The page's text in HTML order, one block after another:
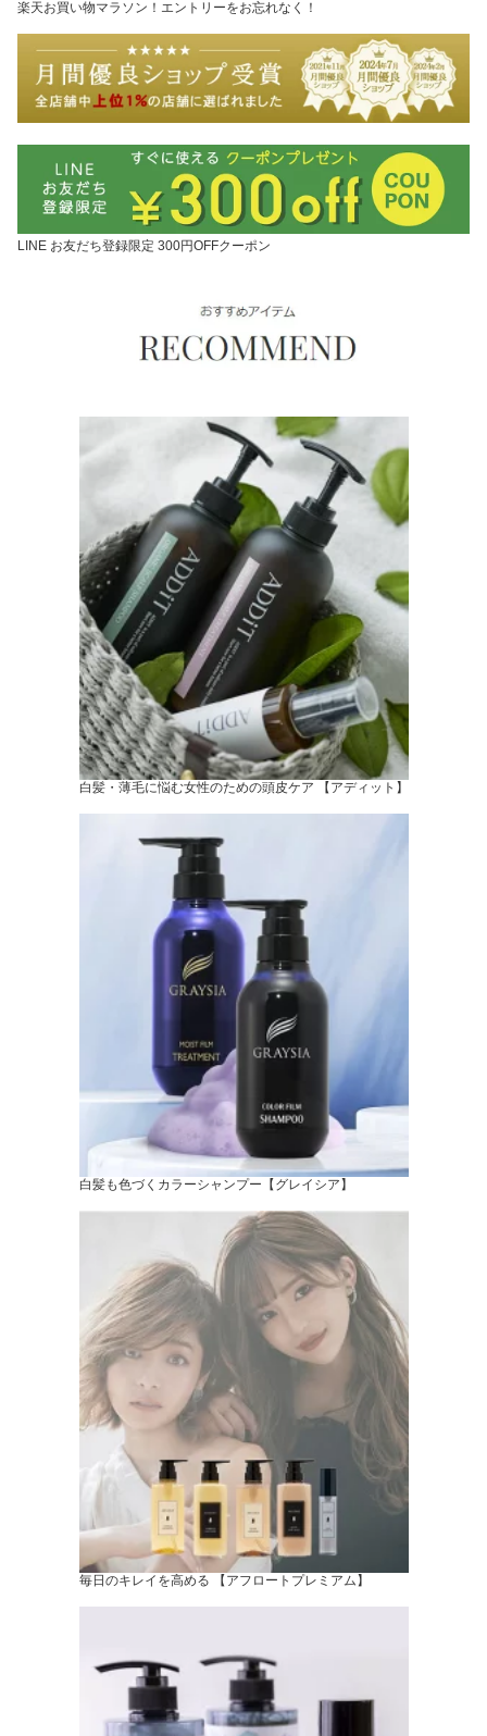
楽天お買い物マラソン！エントリーをお忘れなく！
LINE お友だち登録限定 300円OFFクーポン
白髪・薄毛に悩む女性のための頭皮ケア 【アディット】
白髪も色づくカラーシャンプー【グレイシア】
毎日のキレイを高める 【アフロートプレミアム】